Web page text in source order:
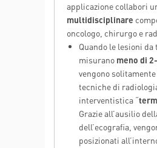
applicazione collabori
multidisciplinare
oncologo, chirurgo e
Quando le lesioni
misurano meno di
vengono
tecniche di
interventistica “
Grazie all’ausilio
dell’ecografia,
posizionati